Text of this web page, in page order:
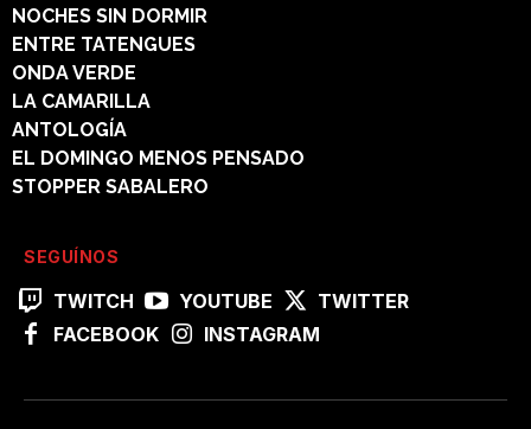
NOCHES SIN DORMIR
ENTRE TATENGUES
ONDA VERDE
LA CAMARILLA
ANTOLOGÍA
EL DOMINGO MENOS PENSADO
STOPPER SABALERO
SEGUÍNOS
TWITCH YOUTUBE
TWITTER
FACEBOOK
INSTAGRAM